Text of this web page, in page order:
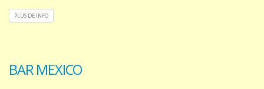
PLUS DE INFO
BAR MEXICO